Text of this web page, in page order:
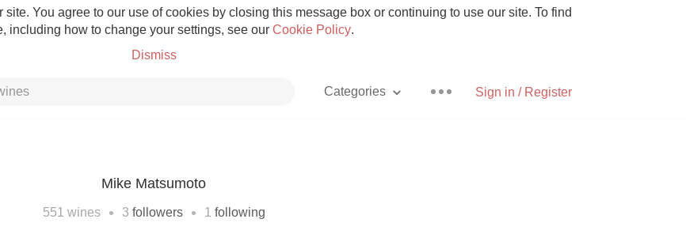
You agree to our use of cookies by closing this message box or continuing to use our site. To find
including how to change your settings, see our Cookie Policy.
Dismiss
Sign in / Register
Categories
Mike Matsumoto
551 wines • 3 followers • 1 following